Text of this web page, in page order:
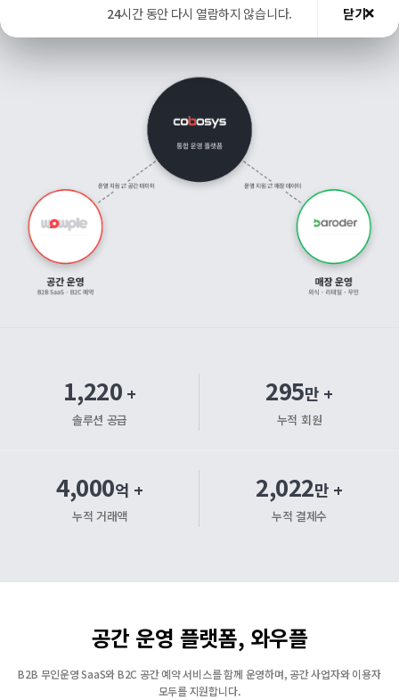
24시간 동안 다시 열람하지 않습니다. 닫기
합 솔루션 바로더를 통해 오프라인 운영의 통합 플랫폼을 만들어 가고 있습니다.
1,220 +
솔루션 공급
295만 +
누적 회원
4,000억 +
누적 거래액
2,022만 +
누적 결제수
공간 운영 플랫폼, 와우플
B2B 무인운영 SaaS와 B2C 공간 예약 서비스를 함께 운영하며, 공간 사업자와 이용자
모두를 지원합니다.